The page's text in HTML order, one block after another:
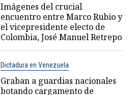
Imágenes del crucial
encuentro entre Marco Rubio y
el vicepresidente electo de
Colombia, José Manuel Retrepo
Dictadura en Venezuela
Graban a guardias nacionales
botando cargamento de